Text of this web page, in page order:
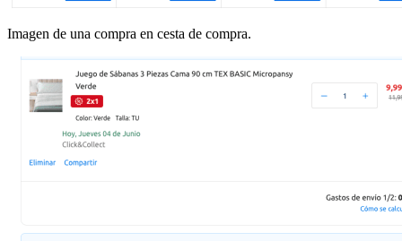
Imagen de una compra en cesta de compra.